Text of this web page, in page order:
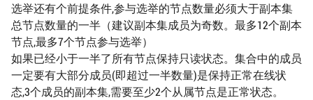
选举还有个前提条件,参与选举的节点数量必须大于副本集
总节点数量的一半（建议副本集成员为奇数。最多12个副本
节点,最多7个节点参与选举）
如果已经小于一半了所有节点保持只读状态。集合中的成员
一定要有大部分成员(即超过一半数量)是保持正常在线状
态,3个成员的副本集,需要至少2个从属节点是正常状态。